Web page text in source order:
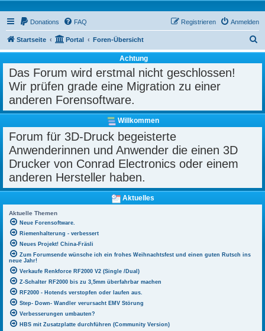
Donations FAQ Anmelden
Registrieren
Startseite Portal Foren-Übersicht
u
Achtung
Das Forum wird erstmal nicht geschlossen!
Wir prüfen grade eine Migration zu einer
anderen Forensoftware.
Willkommen
Forum für 3D-Druck begeisterte
Anwenderinnen und Anwender die einen 3D
Drucker von Conrad Electronics oder einem
anderen Hersteller haben.
Aktuelles
Aktuelle Themen
Neue Forensoftware.
Riemenhalterung - verbessert
Neues Projekt! China-Fräsli
Zum Forumsende wünsche ich ein frohes Weihnachtsfest und einen guten Rutsch ins
neue Jahr!
Verkaufe Renkforce RF2000 V2 (Single /Dual)
Z-Schalter RF2000 bis zu 3,5mm überfahrbar machen
RF2000 - Hotends verstopfen oder laufen aus.
Step- Down- Wandler verursacht EMV Störung
Verbesserungen umbauten?
HBS mit Zusatzplatte durchführen (Community Version)